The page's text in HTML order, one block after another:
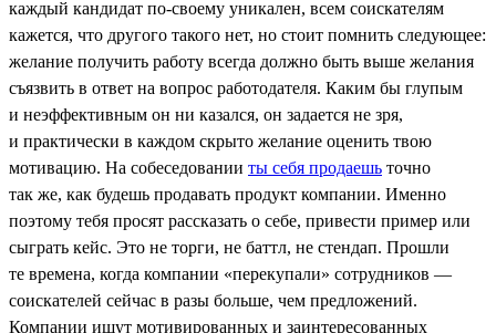
каждый кандидат по-своему уникален, всем соискателям
кажется, что другого такого нет, но стоит помнить следующее:
желание получить работу всегда должно быть выше желания
съязвить в ответ на вопрос работодателя. Каким бы глупым
и неэффективным он ни казался, он задается не зря,
и практически в каждом скрыто желание оценить твою
мотивацию. На собеседовании ты себя продаешь точно
так же, как будешь продавать продукт компании. Именно
поэтому тебя просят рассказать о себе, привести пример или
сыграть кейс. Это не торги, не баттл, не стендап. Прошли
те времена, когда компании «перекупали» сотрудников —
соискателей сейчас в разы больше, чем предложений.
Компании ищут мотивированных и заинтересованных